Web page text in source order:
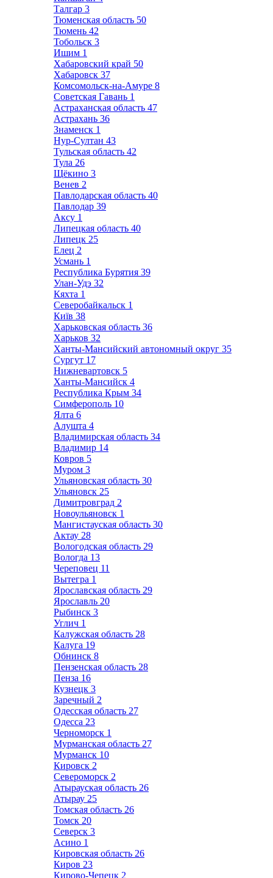
Талгар 3
Тюменская область 50
Тюмень 42
Тобольск 3
Ишим 1
Хабаровский край 50
Хабаровск 37
Комсомольск-на-Амуре 8
Советская Гавань 1
Астраханская область 47
Астрахань 36
Знаменск 1
Нур-Султан 43
Тульская область 42
Тула 26
Щёкино 3
Венев 2
Павлодарская область 40
Павлодар 39
Аксу 1
Липецкая область 40
Липецк 25
Елец 2
Усмань 1
Республика Бурятия 39
Улан-Удэ 32
Кяхта 1
Северобайкальск 1
Київ 38
Харьковская область 36
Харьков 32
Ханты-Мансийский автономный округ 35
Сургут 17
Нижневартовск 5
Ханты-Мансийск 4
Республика Крым 34
Симферополь 10
Ялта 6
Алушта 4
Владимирская область 34
Владимир 14
Ковров 5
Муром 3
Ульяновская область 30
Ульяновск 25
Димитровград 2
Новоульяновск 1
Мангистауская область 30
Актау 28
Вологодская область 29
Вологда 13
Череповец 11
Вытегра 1
Ярославская область 29
Ярославль 20
Рыбинск 3
Углич 1
Калужская область 28
Калуга 19
Обнинск 8
Пензенская область 28
Пенза 16
Кузнецк 3
Заречный 2
Одесская область 27
Одесса 23
Черноморск 1
Мурманская область 27
Мурманск 10
Кировск 2
Североморск 2
Атырауская область 26
Атырау 25
Томская область 26
Томск 20
Северск 3
Асино 1
Кировская область 26
Киров 23
Кирово-Чепецк 2